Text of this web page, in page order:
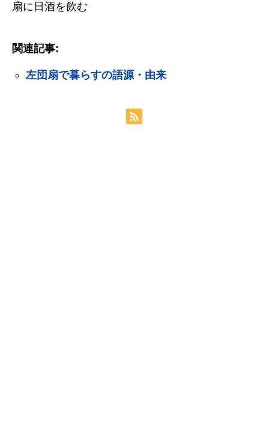
扇に日酒を飲む
関連記事:
左団扇で暮らすの語源・由来